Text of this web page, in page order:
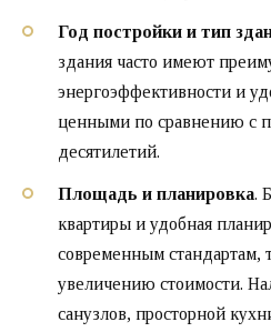
Год постройки и тип
здания часто имеют
энергоэффективности и
ценными по сравнению с
десятилетий.
Площадь и планировка.
квартиры и удобная
современным стандартам,
увеличению стоимости.
санузлов, просторной